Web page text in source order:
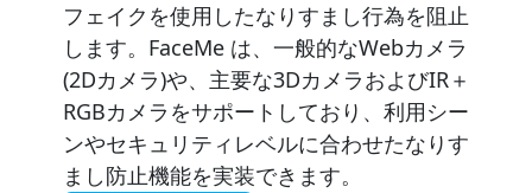
フェイクを使用した​なりすまし行為を阻止​
します。FaceMe は、一般的なWebカメラ
(2Dカメラ)や、主要な3DカメラおよびIR＋
RGBカメラをサポートしており、利用シー
ンやセキュリティレベルに合わせたなりす
まし防止機能を実装できます。